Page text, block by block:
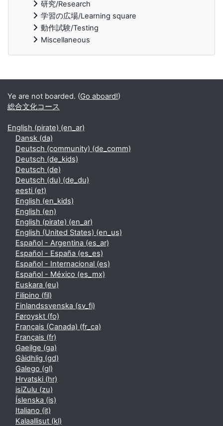
研究/Research
学習の広場/Learning square
動作試験/Testing
Miscellaneous
Supplementary blocks
Ye are not boarded. (Go aboard!)
総合文化コース
English (pirate) ‎(en_ar)‎
Dansk ‎(da)‎
Deutsch (community) ‎(de_comm)‎
Deutsch ‎(de_kids)‎
Deutsch ‎(de)‎
Deutsch (du) ‎(de_du)‎
eesti ‎(et)‎
English ‎(en_kids)‎
English ‎(en)‎
English (pirate) ‎(en_ar)‎
English (United States) ‎(en_us)‎
Español - Argentina ‎(es_ar)‎
Español - España ‎(es_es)‎
Español - Internacional ‎(es)‎
Español - México ‎(es_mx)‎
Euskara ‎(eu)‎
Filipino ‎(fil)‎
Finlandssvenska ‎(sv_fi)‎
Føroyskt ‎(fo)‎
Français (Canada) ‎(fr_ca)‎
Français ‎(fr)‎
Gaeilge ‎(ga)‎
Gàidhlig ‎(gd)‎
Galego ‎(gl)‎
Hrvatski ‎(hr)‎
isiZulu ‎(zu)‎
Íslenska ‎(is)‎
Italiano ‎(it)‎
Kalaallisut ‎(kl)‎